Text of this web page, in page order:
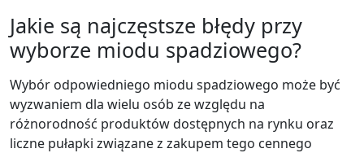
Jakie są najczęstsze błędy przy
wyborze miodu spadziowego?
Wybór odpowiedniego miodu spadziowego może być
wyzwaniem dla wielu osób ze względu na
różnorodność produktów dostępnych na rynku oraz
liczne pułapki związane z zakupem tego cennego